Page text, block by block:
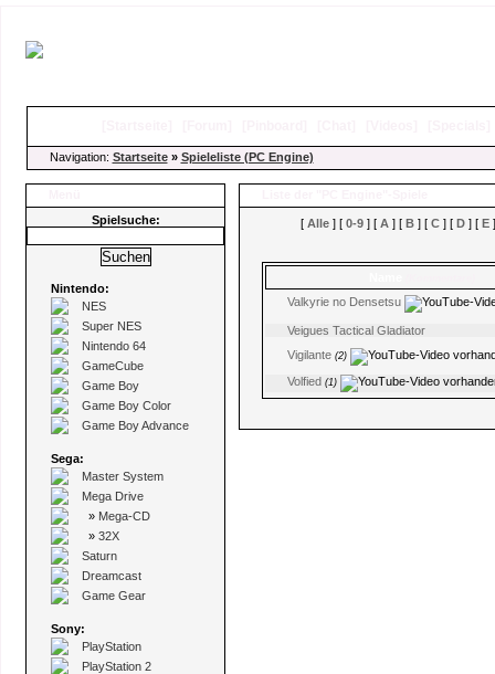
Navigation: Startseite» Spieleliste (PC Engine)
Spielsuche:
Nintendo:
NES
Super NES
Nintendo 64
GameCube
Game Boy
Game Boy Color
Game Boy Advance
Sega:
Master System
Mega Drive
» Mega-CD
» 32X
Saturn
Dreamcast
Game Gear
Sony:
PlayStation
PlayStation 2
[ Alle ] [ 0-9 ] [ A ] [ B ] [ C ] [ D ] [ E
Valkyrie no Densetsu
Veigues Tactical Gladiator
Vigilante (2)
Volfied (1)